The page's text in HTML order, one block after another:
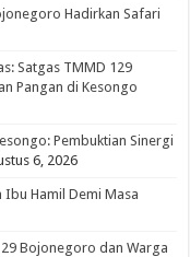
Hadirkan Safari
Satgas TMMD 129
Pangan di Kesongo
Pembuktian Sinergi
6, 2026
Ibu Hamil Demi Masa
Bojonegoro dan Warga